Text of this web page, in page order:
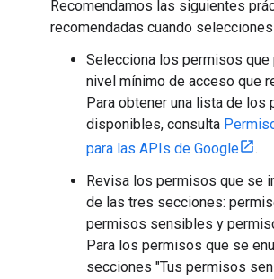
Recomendamos las siguientes
recomendadas cuando
Selecciona los permisos que
nivel mínimo de acceso que
Para obtener una lista de los
disponibles, consulta
para las APIs de Google
.
Revisa los permisos que se
de las tres secciones:
permisos sensibles y
Para los permisos que se
secciones "Tus permisos